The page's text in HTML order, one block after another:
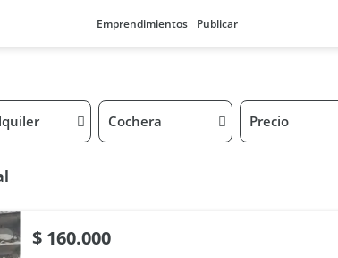
Emprendimientos Publicar
Cochera Precio
$160.000